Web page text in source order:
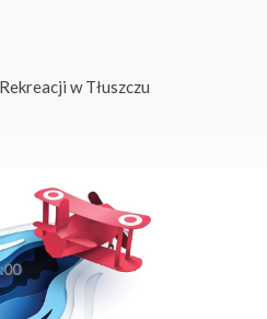
w Tłuszczu